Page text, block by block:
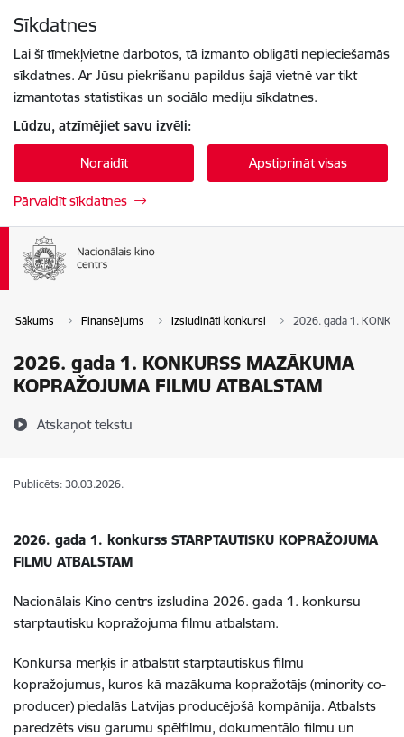
Sīkdatnes
Lai šī tīmekļvietne darbotos, tā izmanto obligāti nepieciešamās
sīkdatnes. Ar Jūsu piekrišanu papildus šajā vietnē var tikt
izmantotas statistikas un sociālo mediju sīkdatnes.
Lūdzu, atzīmējiet savu izvēli:
Noraidīt Apstiprināt visas
Pārvaldīt sīkdatnes
Sākums Finansējums Izsludināti konkursi 2026. gada 1.
2026. gada 1. KONKURSS MAZĀKUMA
KOPRAŽOJUMA FILMU ATBALSTAM
Atskaņot tekstu
Publicēts: 30.03.2026.
2026. gada 1. konkurss STARPTAUTISKU KOPRAŽOJUMA
FILMU ATBALSTAM
Nacionālais Kino centrs izsludina 2026. gada 1. konkursu
starptautisku kopražojuma filmu atbalstam.
Konkursa mērķis ir atbalstīt starptautiskus filmu
kopražojumus, kuros kā mazākuma kopražotājs (minority co-
producer) piedalās Latvijas producējošā kompānija. Atbalsts
paredzēts visu garumu spēlfilmu, dokumentālo filmu un